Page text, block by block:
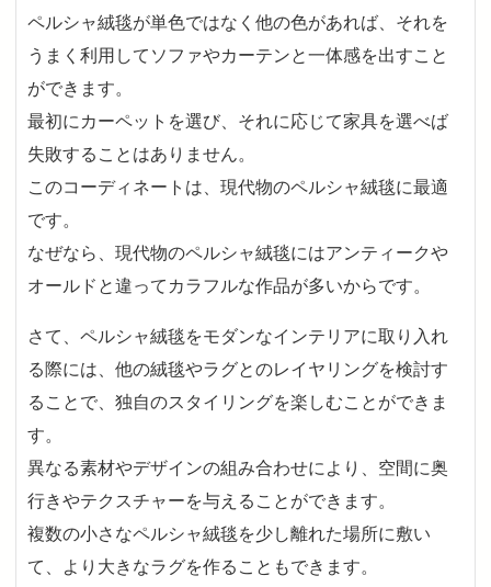
ペルシャ絨毯が単色ではなく他の色があれば、それを
うまく利用してソファやカーテンと一体感を出すこと
ができます。
最初にカーペットを選び、それに応じて家具を選べば
失敗することはありません。
このコーディネートは、現代物のペルシャ絨毯に最適
です。
なぜなら、現代物のペルシャ絨毯にはアンティークや
オールドと違ってカラフルな作品が多いからです。
さて、ペルシャ絨毯をモダンなインテリアに取り入れ
る際には、他の絨毯やラグとのレイヤリングを検討す
ることで、独自のスタイリングを楽しむことができま
す。
異なる素材やデザインの組み合わせにより、空間に奥
行きやテクスチャーを与えることができます。
複数の小さなペルシャ絨毯を少し離れた場所に敷い
て、より大きなラグを作ることもできます。